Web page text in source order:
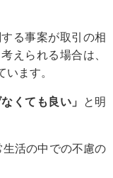
る事案が取引の相
えられる場合は、
ます。
なくても良い」
と明
活の中での不慮の